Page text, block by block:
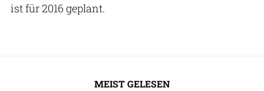
ist für 2016 geplant.
MEIST GELESEN